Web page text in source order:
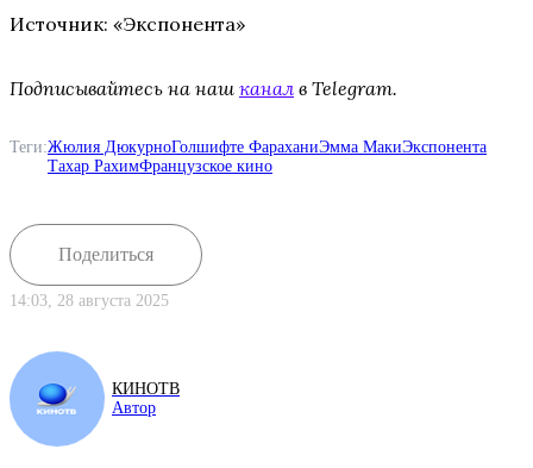
Источник: «Экспонента»
Подписывайтесь на наш канал в Telegram.
Теги:Жюлия ДюкурноГолшифте ФараханиЭмма МакиЭкспонента
Тахар РахимФранцузское кино
Поделиться
14:03, 28 августа 2025
КИНОТВ
Автор